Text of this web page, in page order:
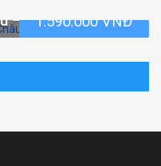
– Mộc Châu – Tà
1.590.000 VNĐ